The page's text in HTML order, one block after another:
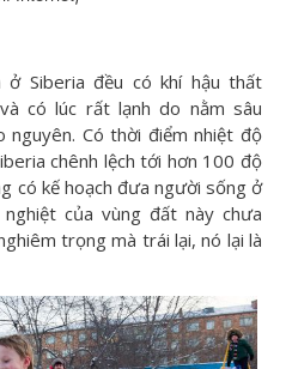
ở Siberia đều có khí hậu thất
có lúc rất lạnh do nằm sâu
Có thời điểm nhiệt độ
chênh lệch tới hơn 100 độ
có kế hoạch đưa người sống ở
của vùng đất này chưa
trọng mà trái lại, nó lại là